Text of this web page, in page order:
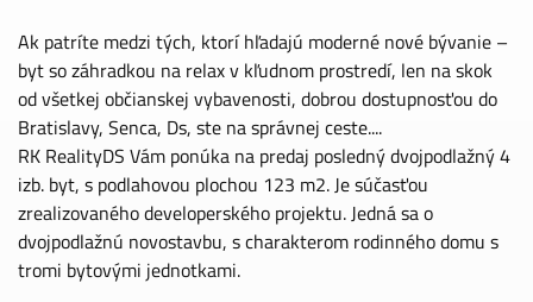
Ak patríte medzi tých, ktorí hľadajú moderné nové bývanie –
byt so záhradkou na relax v kľudnom prostredí, len na skok
od všetkej občianskej vybavenosti, dobrou dostupnosťou do
Bratislavy, Senca, Ds, ste na správnej ceste....
RK RealityDS Vám ponúka na predaj posledný dvojpodlažný 4
izb. byt, s podlahovou plochou 123 m2. Je súčasťou
zrealizovaného developerského projektu. Jedná sa o
dvojpodlažnú novostavbu, s charakterom rodinného domu s
tromi bytovými jednotkami.